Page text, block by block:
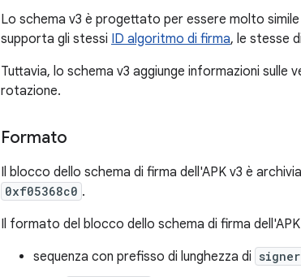
Lo schema v3 è progettato per essere molto simile
supporta gli stessi ID algoritmo di firma, le stesse
Tuttavia, lo schema v3 aggiunge informazioni
rotazione.
Formato
Il blocco dello schema di firma dell'APK v3 è
0xf05368c0 .
Il formato del blocco dello schema di firma
sequenza con prefisso di lunghezza di signer